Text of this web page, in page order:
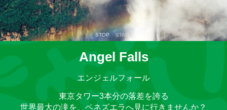
Angel Falls
エンジェルフォール
東京タワー3本分の落差を誇る
世界最大の滝を、ベネズエラへ見に行きませんか？
STOP START